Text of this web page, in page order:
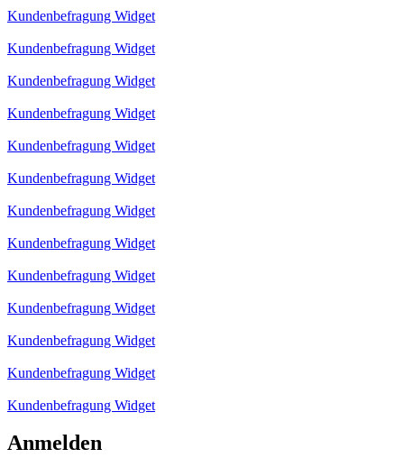
Kundenbefragung Widget
Kundenbefragung Widget
Kundenbefragung Widget
Kundenbefragung Widget
Kundenbefragung Widget
Kundenbefragung Widget
Kundenbefragung Widget
Kundenbefragung Widget
Kundenbefragung Widget
Kundenbefragung Widget
Kundenbefragung Widget
Kundenbefragung Widget
Kundenbefragung Widget
Anmelden